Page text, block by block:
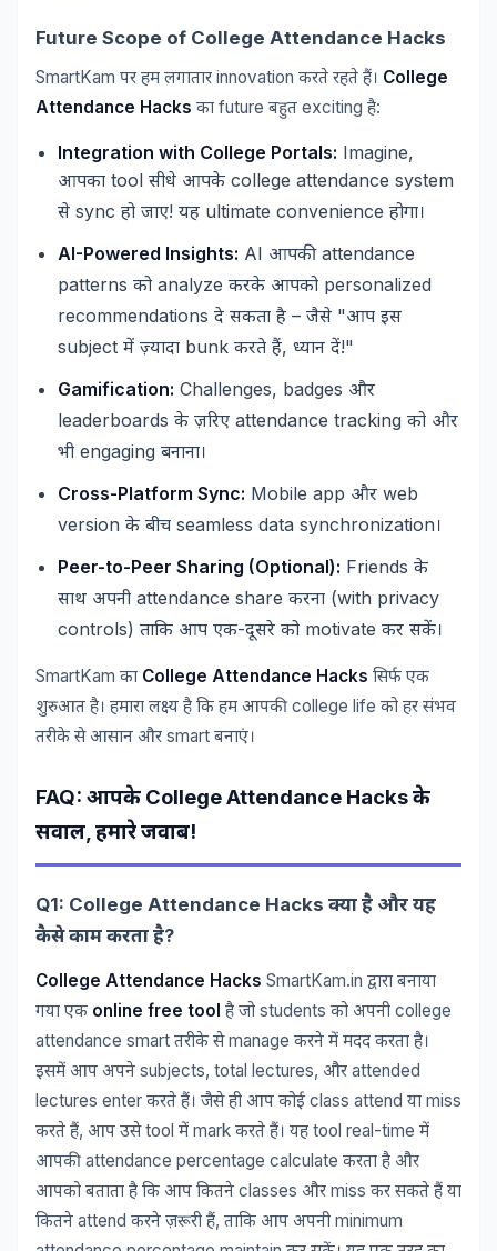
Future Scope of College Attendance Hacks
SmartKam पर हम लगातार innovation करते रहते हैं। College
Attendance Hacks का future बहुत exciting है:
Integration with College Portals: Imagine,
आपका tool सीधे आपके college attendance system
से sync हो जाए! यह ultimate convenience होगा।
AI-Powered Insights: AI आपकीattendance
patterns को analyze करके आपको personalized
recommendations दे सकता है – जैसे "आप इस
subject में ज़्यादा bunk करते हैं, ध्यान दें!"
Gamification: Challenges, badges और
leaderboards के ज़रिए attendance tracking को और
भी engaging बनाना।
Cross-Platform Sync: Mobile app और web
version के बीच seamless data synchronization ।
Peer-to-Peer Sharing (Optional): Friends के
साथ अपनी attendance share करना (with privacy
controls) ताकि आप एक-दूसरे को motivate कर सकें।
SmartKam का College Attendance Hacks सिर्फ एक
शुरुआत है। हमारा लक्ष्य है कि हम आपकी college life को हर संभव
तरीके से आसान और smart बनाएं।
FAQ: आपके College Attendance Hacksके
सवाल हमारेजवाब!
Q1: College Attendance Hacks क्याहै औरयह
कैसेकामकरताहै?
College Attendance Hacks SmartKam.in द्वारा बनाया
गया एक online free tool है जो students को अपनी college
attendance smart तरीके सेmanage करने में मदद करता है।
इसमें आप अपने subjects, total lectures, और attended
lectures enter करते हैं। जैसे ही आप कोई class attend या miss
करते हैं, आप उसेtool में mark करते हैं। यह tool real-time में
आपकी attendance percentage calculate करता है और
आपको बताता है कि आप कितने classes और miss कर सकते हैं या
कितने attend करने ज़रूरी हैं, ताकि आप अपनी minimum